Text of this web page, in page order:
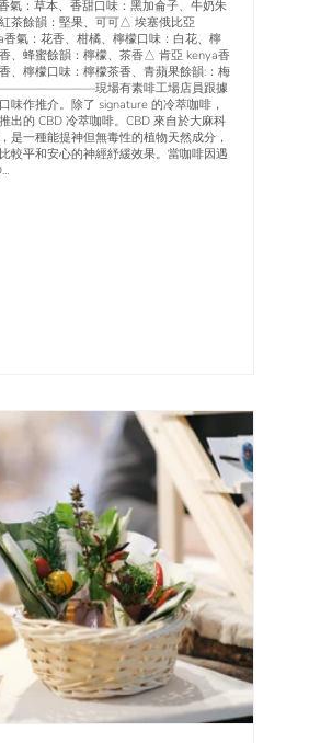
氣：草本、香甜口味：黑加侖子、牛奶朱
茶餘韻：堅果、可可△ 埃塞俄比亞
香氣：花香、柑橘、檸檬口味：白花、檸
、蜂蜜餘韻：檸檬、茶香△ 肯亞 kenya香
、檸檬口味：檸檬茶香、青蘋果餘韻:：梅
現場有素啡工場店員跟據
味作推介。除了 signature 的冷萃咖啡，
出的 CBD 冷萃咖啡。CBD 來自於大麻科
是一種能提神但無毒性的植物天然成分，
較平和安心的神經紓緩效果。當咖啡因遇